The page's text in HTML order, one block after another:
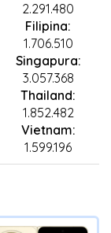
2.291.480
Filipina:
1.706.510
Singapura:
3.057.368
Thailand:
1.852.482
Vietnam:
1.599.196